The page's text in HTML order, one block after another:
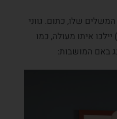
שלו, כתום. גווני
איתו מעולה, כמו
באם המושבות: